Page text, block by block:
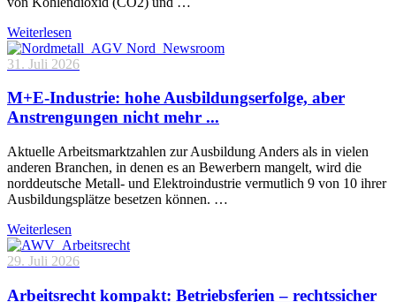
Weiterlesen
31. Juli 2026
M+E-Industrie: hohe Ausbildungserfolge, aber
Anstrengungen nicht mehr ...
Aktuelle Arbeitsmarktzahlen zur Ausbildung Anders als in vielen
anderen Branchen, in denen es an Bewerbern mangelt, wird die
norddeutsche Metall- und Elektroindustrie vermutlich 9 von 10 ihrer
Ausbildungsplätze besetzen können. …
Weiterlesen
29. Juli 2026
Arbeitsrecht kompakt: Betriebsferien – rechtssicher